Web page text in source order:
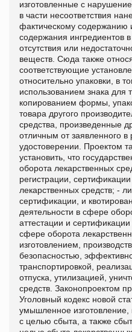
изготовленные с
в части несоответствия
фактическому содержанию
содержания ингредиентов
отсутствия или
веществ. Сюда также
соответствующие
относительно упаковки, в
использованием знака для
копированием формы,
товара другого
средства, произведенные
отличным от заявленного в
удостоверении. Проектом
установить, что
оборота лекарственных
регистрации,
лекарственных средств; -
сертификации, и
деятельности в сфере
аттестации и
сфере оборота
изготовлением,
безопасностью,
транспортировкой,
отпуска, утилизацией,
средств. Законопроектом
Уголовный кодекс новой
умышленное
с целью сбыта, а также